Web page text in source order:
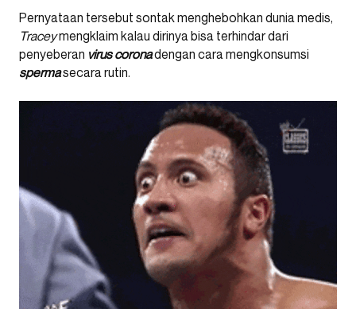
Pernyataan tersebut sontak menghebohkan dunia medis,
Traceymengklaim kalau dirinya bisa terhindar dari
penyeberan virus coronadengan cara mengkonsumsi
spermasecara rutin.